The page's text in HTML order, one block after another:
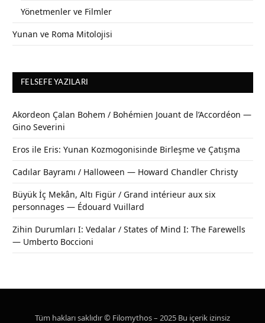
Yönetmenler ve Filmler
Yunan ve Roma Mitolojisi
FELSEFE YAZILARI
Akordeon Çalan Bohem / Bohémien Jouant de l’Accordéon —
Gino Severini
Eros ile Eris: Yunan Kozmogonisinde Birleşme ve Çatışma
Cadılar Bayramı / Halloween — Howard Chandler Christy
Büyük İç Mekân, Altı Figür / Grand intérieur aux six
personnages — Édouard Vuillard
Zihin Durumları I: Vedalar / States of Mind I: The Farewells
— Umberto Boccioni
Tüm hakları saklıdır © Filomythos – 2025 Bu içerik izinsiz